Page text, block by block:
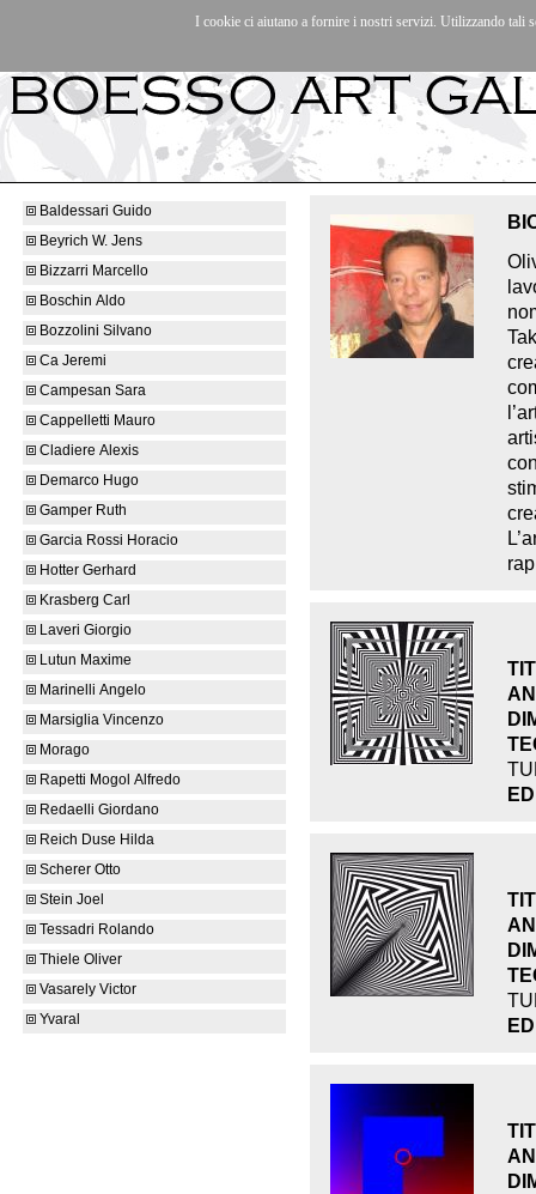
La galleria|Contatti|
Baldessari Guido
Beyrich W. Jens
Bizzarri Marcello
Boschin Aldo
Bozzolini Silvano
Ca Jeremi
Campesan Sara
Cappelletti Mauro
Cladiere Alexis
Demarco Hugo
Gamper Ruth
Garcia Rossi Horacio
Hotter Gerhard
Krasberg Carl
Laveri Giorgio
Lutun Maxime
Marinelli Angelo
Marsiglia Vincenzo
Morago
Rapetti Mogol Alfredo
Redaelli Giordano
Reich Duse Hilda
Scherer Otto
Stein Joel
Tessadri Rolando
Thiele Oliver
Vasarely Victor
Yvaral
I cookie ci aiutano a fornire i nostri servizi. Utilizzando tali